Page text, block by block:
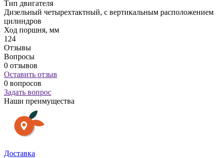
Тип двигателя
Дизельный четырехтактный, с вертикальным расположением
цилиндров
Ход поршня, мм
124
Отзывы
Вопросы
0 отзывов
Оставить отзыв
0 вопросов
Задать вопрос
Наши преимущества
Доставка